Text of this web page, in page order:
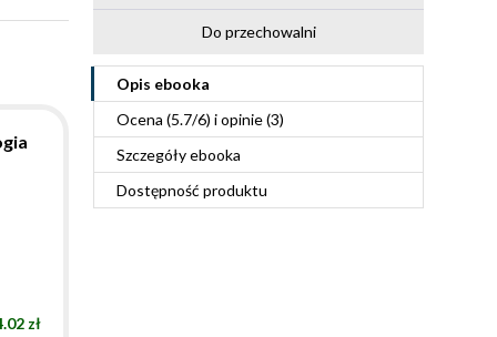
Do przechowalni
Opis ebooka
Ocena (5.7/6) i opinie (3)
Szczegółyebooka
Dostępność produktu
zł